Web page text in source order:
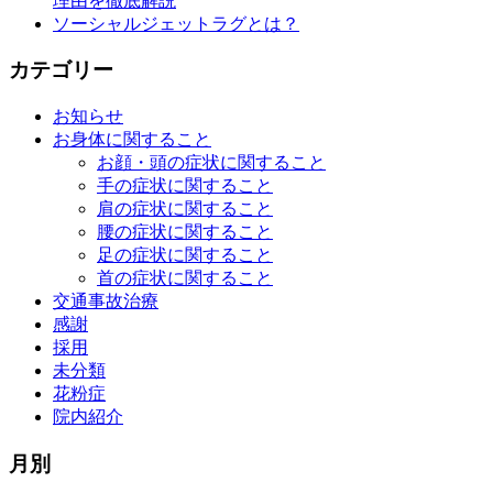
ソーシャルジェットラグとは？
カテゴリー
お知らせ
お身体に関すること
お顔・頭の症状に関すること
手の症状に関すること
肩の症状に関すること
腰の症状に関すること
足の症状に関すること
首の症状に関すること
交通事故治療
感謝
採用
未分類
花粉症
院内紹介
月別